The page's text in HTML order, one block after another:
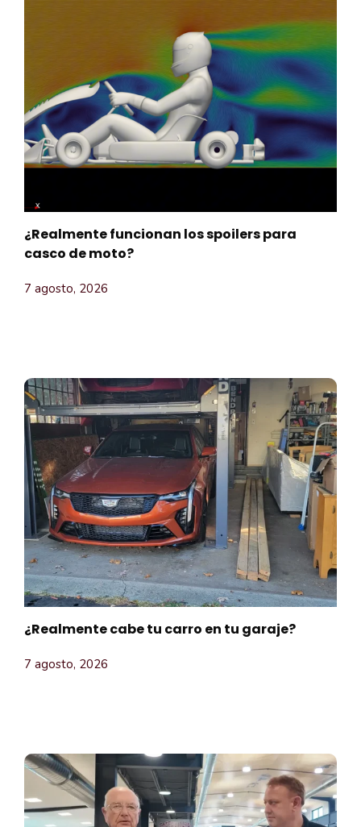
¿Realmente funcionan los spoilers para
casco de moto?
7 agosto, 2026
¿Realmente cabe tu carro en tu garaje?
7 agosto, 2026